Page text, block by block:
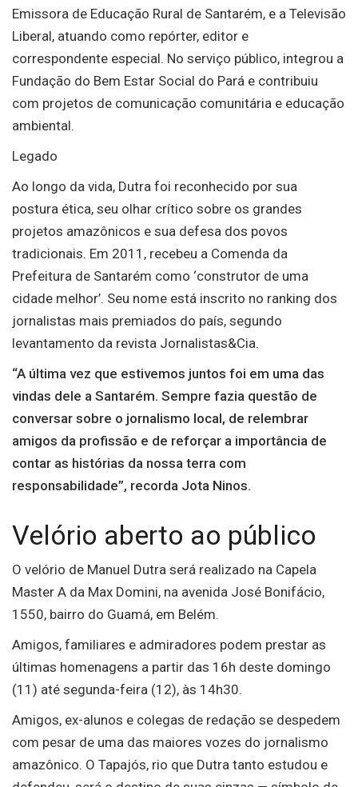
Emissora de Educação Rural de Santarém, e a Televisão
Liberal, atuando como repórter, editor e
correspondente especial. No serviço público, integrou a
Fundação do Bem Estar Social do Pará e contribuiu
com projetos de comunicação comunitária e educação
ambiental.
Legado
Ao longo da vida, Dutra foi reconhecido por sua
postura ética, seu olhar crítico sobre os grandes
projetos amazônicos e sua defesa dos povos
tradicionais. Em 2011, recebeu a Comenda da
Prefeitura de Santarém como ‘construtor de uma
cidade melhor’. Seu nome está inscrito no ranking dos
jornalistas mais premiados do país, segundo
levantamento da revista Jornalistas&Cia.
“A última vez que estivemos juntos foi em uma das
vindas dele a Santarém. Sempre fazia questão de
conversar sobre o jornalismo local, de relembrar
amigos da profissão e de reforçar a importância de
contar as histórias da nossa terra com
responsabilidade”, recorda Jota Ninos.
Velório aberto ao público
O velório de Manuel Dutra será realizado na Capela
Master A da Max Domini, na avenida José Bonifácio,
1550, bairro do Guamá, em Belém.
Amigos, familiares e admiradores podem prestar as
últimas homenagens a partir das 16h deste domingo
(11) até segunda-feira (12), às 14h30.
Amigos, ex-alunos e colegas de redação se despedem
com pesar de uma das maiores vozes do jornalismo
amazônico. O Tapajós, rio que Dutra tanto estudou e